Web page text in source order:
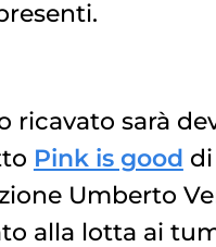
ricavato sarà
Pink is good di
Umberto
alla lotta ai